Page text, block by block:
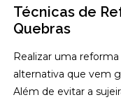
Técnicas de
Quebras
Realizar uma
alternativa que vem
Além de evitar a